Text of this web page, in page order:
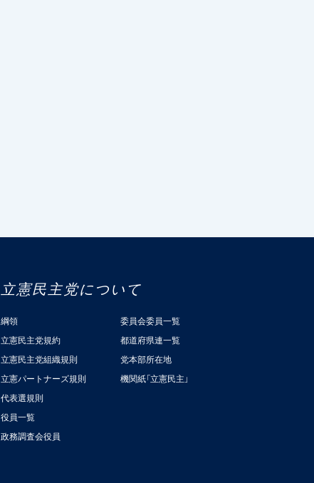
立憲民主党について
綱領
立憲民主党規約
立憲民主党組織規則
立憲パートナーズ規則
代表選規則
役員一覧
政務調査会役員
委員会委員一覧
都道府県連一覧
党本部所在地
機関紙「立憲民主」